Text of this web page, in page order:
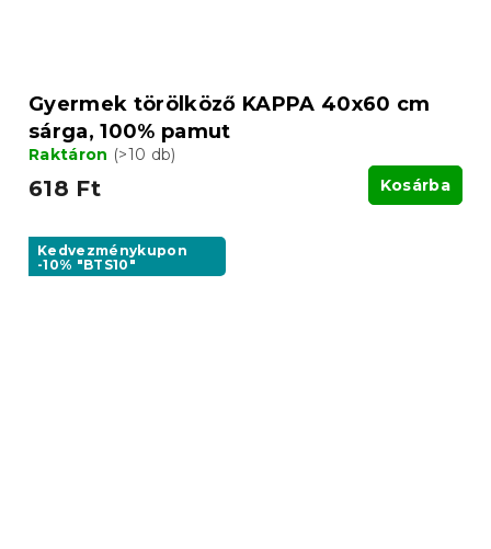
Gyermek törölköző KAPPA 40x60 cm
sárga, 100% pamut
Raktáron (>10 db)
618 Ft Kosárba
Kedvezménykupon
-10% "BTS10"